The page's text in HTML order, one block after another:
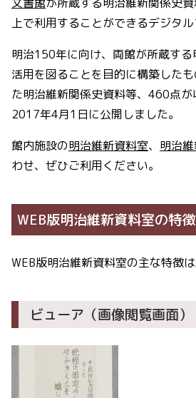
上で利用することができるデジタル
明治150年に向け、両館が所蔵す
活用を図ることを目的に構築した
た明治維新関係史資料等、460点が
2017年4月1日に公開しました。
館内施設の明治維新資料室、 明治
わせ、ぜひご利用ください。
WEB版明治維新資料室の特徴
WEB版明治維新資料室の主な特徴
ビューア（画像閲覧画面）